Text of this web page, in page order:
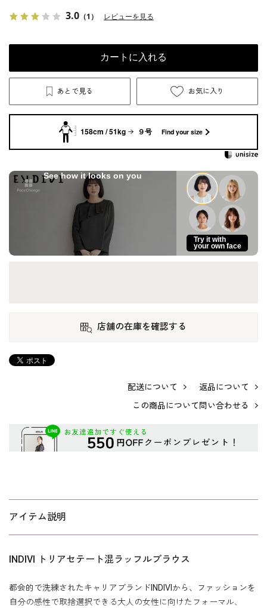
3.0 （1） レビューを見る
カートに入れる
あとで見る お気に入り
158cm / 51kg ９号 Find your size
See how it looks on you
Try it with
your own face
店舗の在庫を確認する
配送について
返品について
この商品について問い合わせる
アイテム説明
INDIVI トリアセテート混ラッフルブラウス
都会的で洗練されたキャリアブランドINDIVIから、ファッションを
自分の感性で取捨選択できる大人の女性に向けたフォーマル、